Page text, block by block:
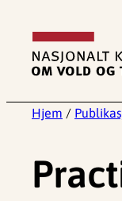
innhold
Hjem /